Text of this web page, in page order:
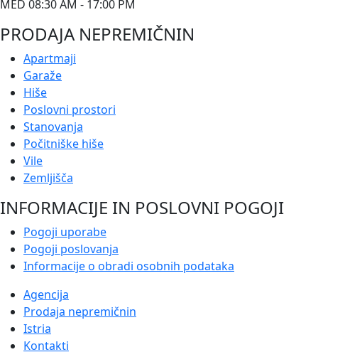
MED 08:30 AM - 17:00 PM
PRODAJA NEPREMIČNIN
Apartmaji
Garaže
Hiše
Poslovni prostori
Stanovanja
Počitniške hiše
Vile
Zemljišča
INFORMACIJE IN POSLOVNI POGOJI
Pogoji uporabe
Pogoji poslovanja
Informacije o obradi osobnih podataka
Agencija
Prodaja nepremičnin
Istria
Kontakti